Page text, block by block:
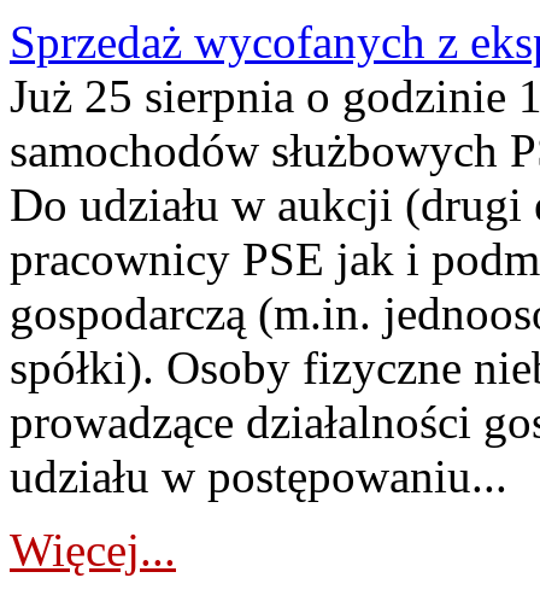
Sprzedaż wycofanych z
Już 25 sierpnia o godzinie
samochodów służbowych
Do udziału w aukcji (drugi
pracownicy PSE jak i
gospodarczą (m.in.
spółki). Osoby fizyczne
prowadzące działalności
udziału w postępowaniu...
Więcej...